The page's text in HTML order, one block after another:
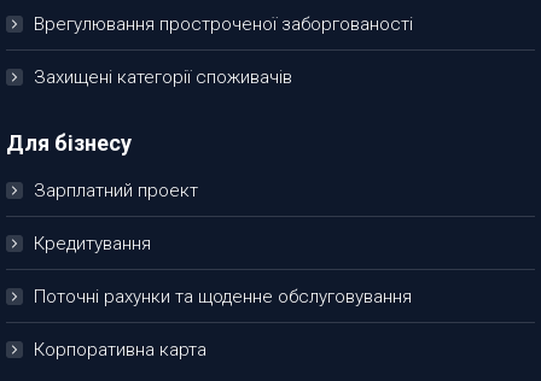
Врегулювання простроченої заборгованості
Захищені категорії споживачів
Для бізнесу
Зарплатний проект
Кредитування
Поточні рахунки та щоденне обслуговування
Корпоративна карта